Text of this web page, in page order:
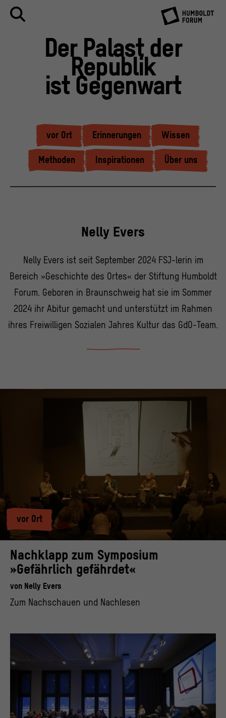
Der Palast der
Republik
ist Gegenwart
vor Ort Erinnerungen Wissen
Methoden Inspirationen Über uns
Nelly Evers
Nelly Evers ist seit September 2024 FSJ-lerin im
Bereich »Geschichte des Ortes« der Stiftung Humboldt
Forum. Geboren in Braunschweig hat sie im Sommer
2024 ihr Abitur gemacht und unterstützt im Rahmen
ihres Freiwilligen Sozialen Jahres Kultur das GdO-Team.
vor Ort
Nachklapp zum Symposium
»Gefährlich gefährdet«
von Nelly Evers
Zum Nachschauen und Nachlesen